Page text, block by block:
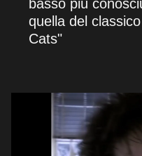
basso più
quella del
Cats"